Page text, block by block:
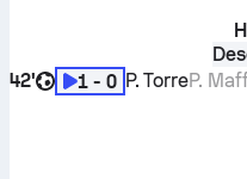
42'
1 - 0 P. TorreP.